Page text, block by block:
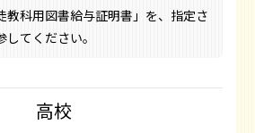
教科用図書給与証明書」を、指定さ
てください。
高校